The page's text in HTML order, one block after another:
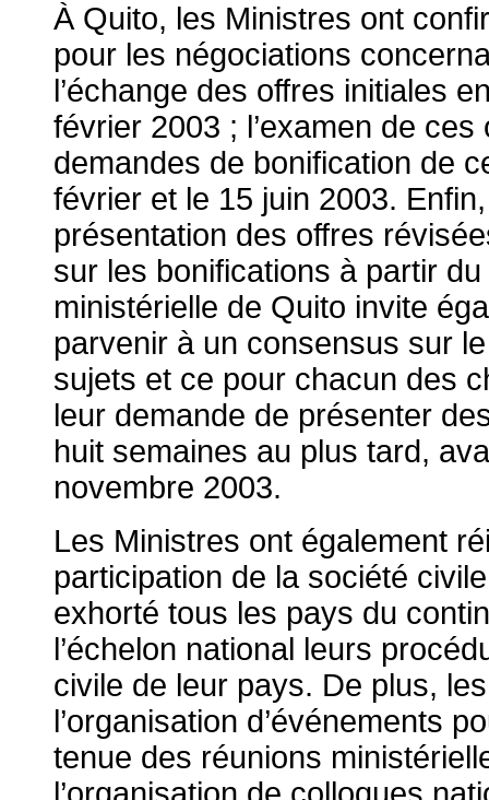
À Quito, les Ministres ont
pour les négociations
l’échange des offres initiales
février 2003 ; l’examen de
demandes de bonification de
février et le 15 juin 2003.
présentation des offres
sur les bonifications à partir
ministérielle de Quito invite
parvenir à un consensus sur
sujets et ce pour chacun des
leur demande de présenter
huit semaines au plus tard,
novembre 2003.
Les Ministres ont également
participation de la société
exhorté tous les pays du
l’échelon national leurs
civile de leur pays. De plus,
l’organisation d’événements
tenue des réunions